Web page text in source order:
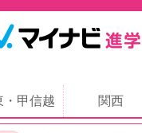
・甲信越 関西